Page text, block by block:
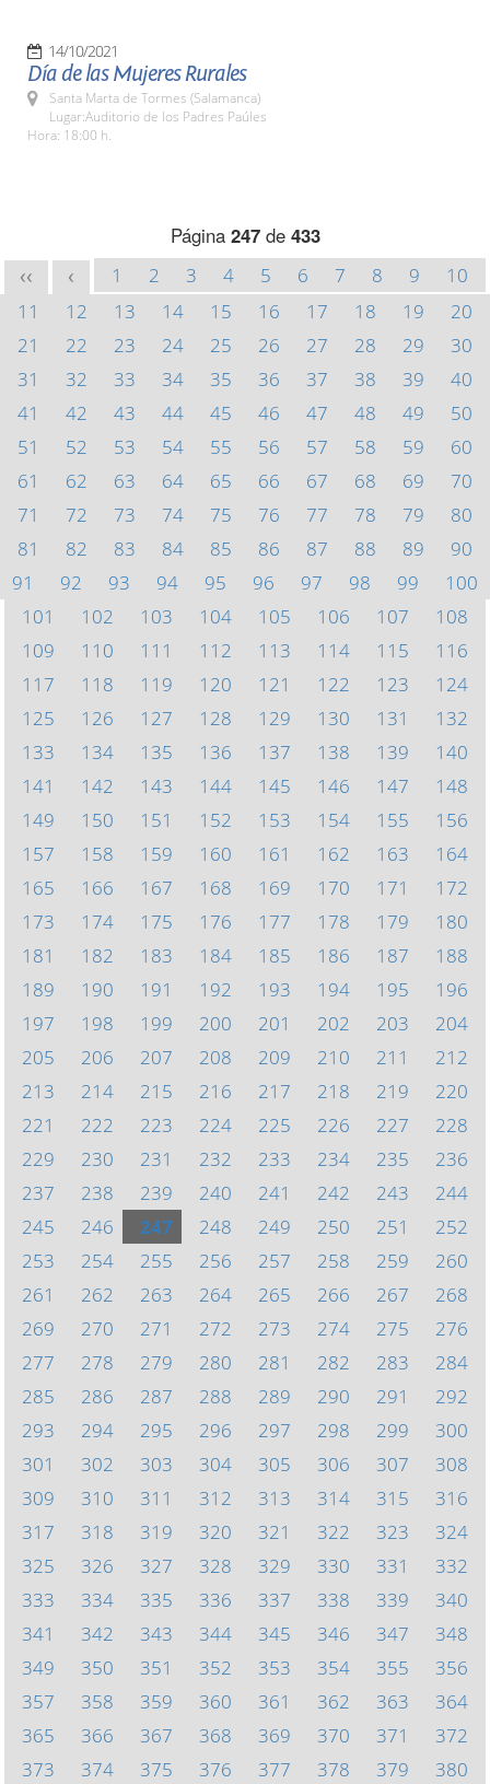
14/10/2021
Día de las Mujeres Rurales
Santa Marta de Tormes (Salamanca)
Lugar:Auditorio de los Padres Paúles
Hora: 18:00 h.
Página 247de 433
<< < 1 2 3 4 5 6 7 8 9
10
11
12 13 14 15 16 17 18 19
20
21
22 23 24 25 26 27 28 29
30
31
32 33 34 35 36 37 38 39
40
41
42 43 44 45 46 47 48 49
50
51
52 53 54 55 56 57 58 59
60
61
62 63 64 65 66 67 68 69
70
71
72 73 74 75 76 77 78 79
80
81
82 83 84 85 86 87 88 89
90
91
92 93 94 95 96 97 98 99
100
101
102 103 104 105 106 107
108
109
110 111 112 113 114 115
116
117
118 119 120 121 122 123
124
125
126 127 128 129 130 131
132
133
134 135 136 137 138 139
140
141
142 143 144 145 146 147
148
149
150 151 152 153 154 155
156
157
158 159 160 161 162 163
164
165
166 167 168 169 170 171
172
173
174 175 176 177 178 179
180
181
182 183 184 185 186 187
188
189
190 191 192 193 194 195
196
197
198 199 200 201 202 203
204
205
206 207 208 209 210 211
212
213
214 215 216 217 218 219
220
221
222 223 224 225 226 227
228
229
230 231 232 233 234 235
236
237
238 239 240 241 242 243
244
245
246 247 248 249 250 251
252
253
254 255 256 257 258 259
260
261
262 263 264 265 266 267
268
269
270 271 272 273 274 275
276
277
278 279 280 281 282 283
284
285
286 287 288 289 290 291
292
293
294 295 296 297 298 299
300
301
302 303 304 305 306 307
308
309
310 311 312 313 314 315
316
317
318 319 320 321 322 323
324
325
326 327 328 329 330 331
332
333
334 335 336 337 338 339
340
341
342 343 344 345 346 347
348
349
350 351 352 353 354 355
356
357
358 359 360 361 362 363
364
365
366 367 368 369 370 371
372
373
374 375 376 377 378 379 380